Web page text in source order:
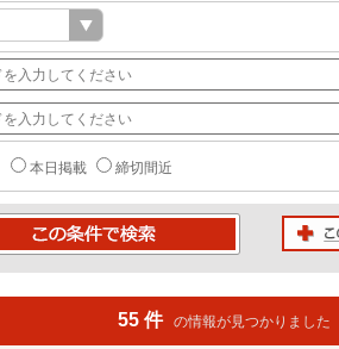
本日掲載 締切間近
55 件 の情報が見つかりました